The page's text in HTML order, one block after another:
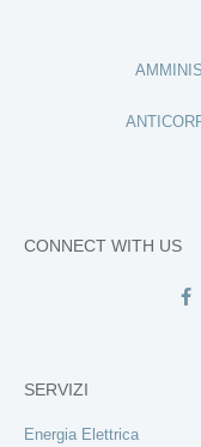
CONNECT WITH US
SERVIZI
Energia Elettrica